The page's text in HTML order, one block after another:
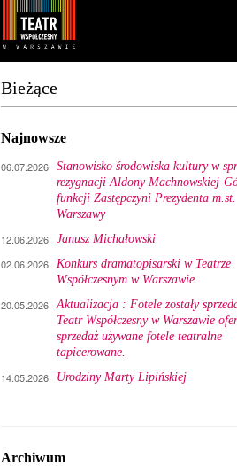
Bieżące
Najnowsze
06.07.2026 Stanowisko środowiska kultury w
rezygnacji Aldony Machnowskiej-
funkcji Zastępczyni Prezydenta m.st.
Warszawy
12.06.2026 Janusz Michałowski
02.06.2026 Konkurs dramatopisarski w Teatrze
Współczesnym w Warszawie
20.05.2026 Aktualizacja : Fotele zostały
Teatr Współczesny w Warszawie
sprzedaż używane fotele teatralne
tapicerowane.
14.05.2026 Urodziny Marty Lipińskiej
Archiwum